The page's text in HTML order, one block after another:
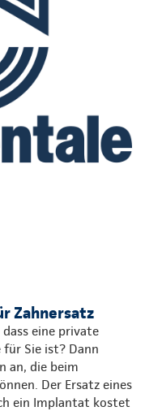
Zahnersatz
eine private
für Sie ist? Dann
an, die beim
Der Ersatz eines
ein Implantat kostet